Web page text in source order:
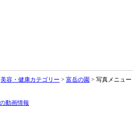
美容・健康カテゴリー > 富岳の園 > 写真メニュー